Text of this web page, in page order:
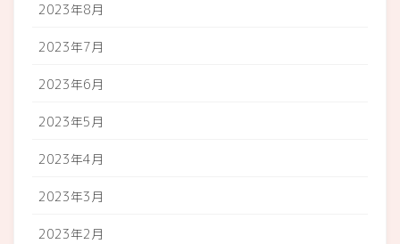
2023年8月
2023年7月
2023年6月
2023年5月
2023年4月
2023年3月
2023年2月